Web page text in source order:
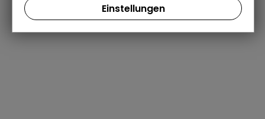
Einstellungen